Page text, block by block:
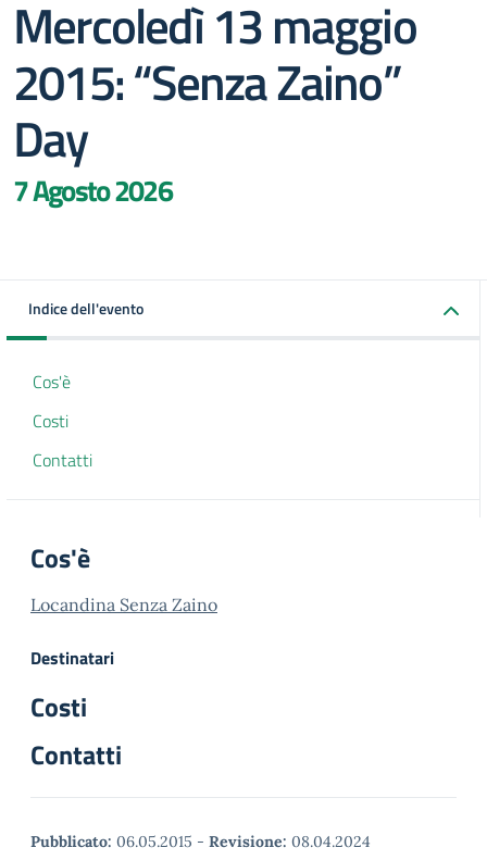
Mercoledì 13 maggio
2015: “Senza Zaino”
Day
7 Agosto 2026
Indice dell'evento
Cos'è
Costi
Contatti
Cos'è
Locandina Senza Zaino
Destinatari
Costi
Contatti
Pubblicato: 06.05.2015 - Revisione: 08.04.2024